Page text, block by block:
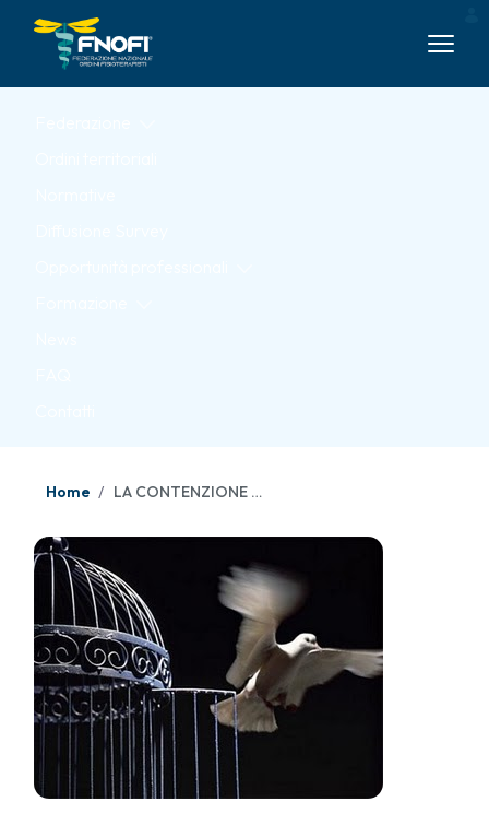
Skip to Main Content
Home LA CONTENZIONE NON È UN ATTO SANITARIO E IL CODICE DEONTOLOGICO DEI FISIOTERAPISTI LA PROIBISCE